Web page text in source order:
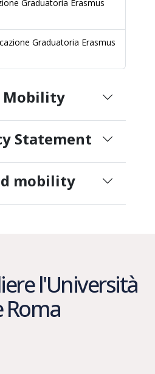
Graduatoria Erasmus
Graduatoria Erasmus
Mobility
Statement
mobility
l'Università
Roma